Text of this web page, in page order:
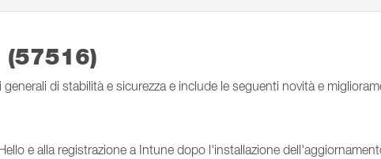
(57516)
di stabilità e sicurezza e include le seguenti novità e
e alla registrazione a Intune dopo l'installazione